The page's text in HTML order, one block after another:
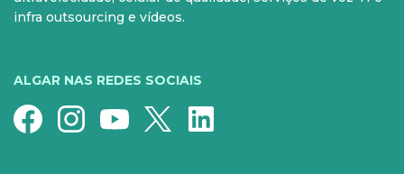
Fixo
Super Wi-Fi
Aparelhos
infra outsourcing e vídeos.
ALGAR NAS REDES SOCIAIS